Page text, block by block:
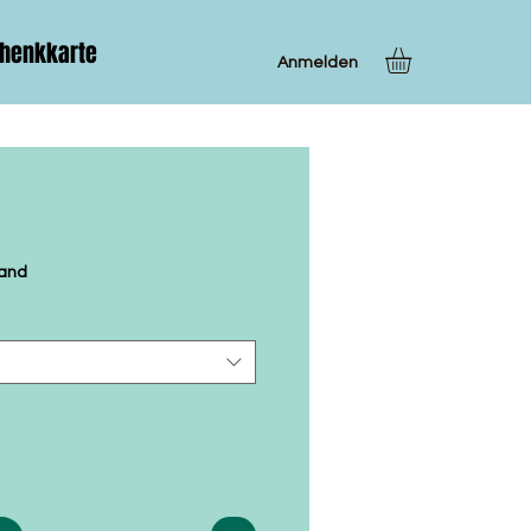
Anmelden